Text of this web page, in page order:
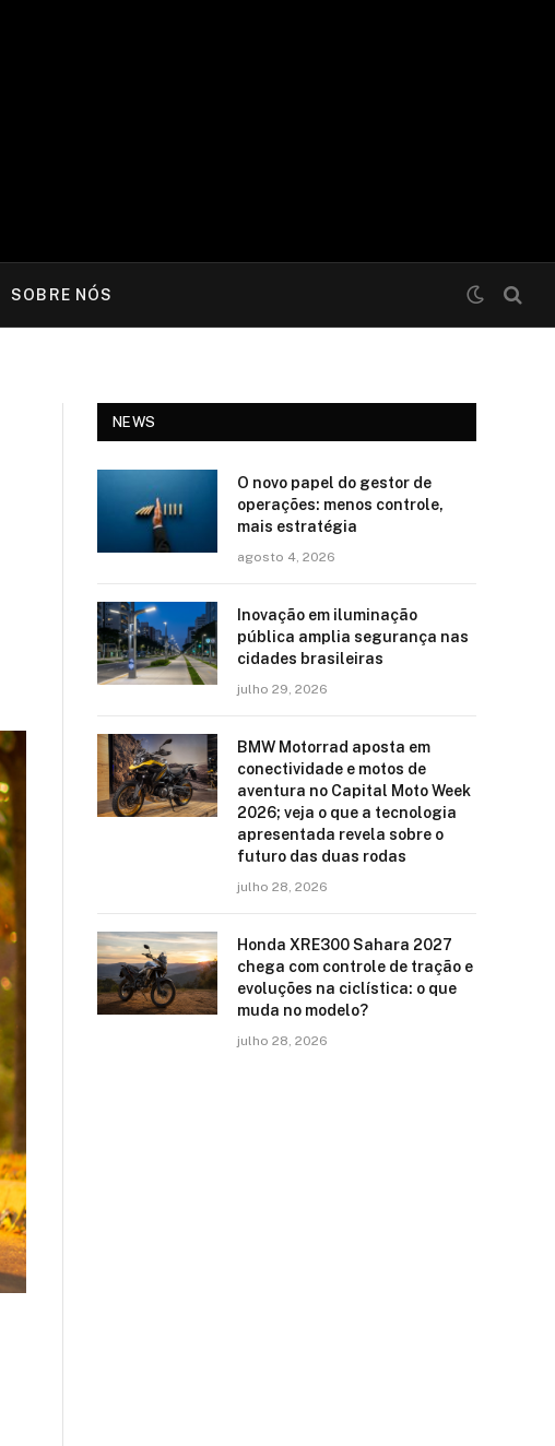
SOBRE NÓS
NEWS
O novo papel do gestor de
operações: menos controle,
mais estratégia
agosto 4, 2026
Inovação em iluminação
pública amplia segurança nas
cidades brasileiras
julho 29, 2026
BMW Motorrad aposta em
conectividade e motos de
aventura no Capital Moto Week
2026; veja o que a tecnologia
apresentada revela sobre o
futuro das duas rodas
julho 28, 2026
Honda XRE300 Sahara 2027
chega com controle de tração e
evoluções na ciclística: o que
muda no modelo?
julho 28, 2026